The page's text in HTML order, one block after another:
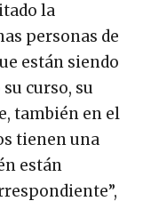
la
personas de
están siendo
curso, su
también en el
tienen una
están